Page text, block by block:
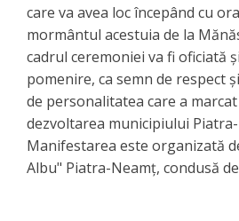
care va avea loc începând cu
mormântul acestuia de la
cadrul ceremoniei va fi oficiată
pomenire, ca semn de respect
de personalitatea care a
dezvoltarea municipiului
Manifestarea este organizată
Albu" Piatra-Neamț, condusă